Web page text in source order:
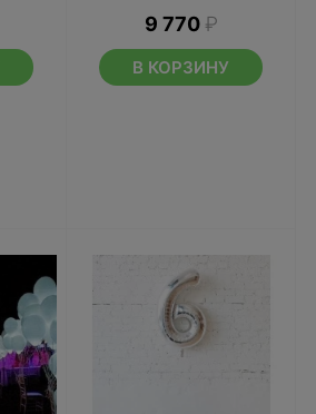
9 770 ₽
В КОРЗИНУ